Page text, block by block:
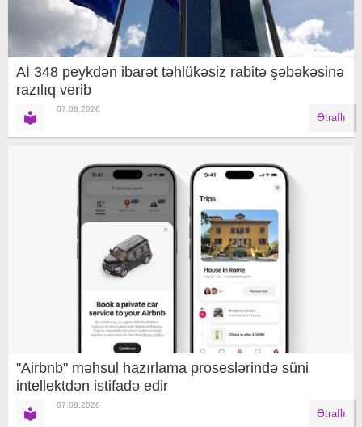
Aİ 348 peykdən ibarət təhlükəsiz rabitə şəbəkəsinə
razılıq verib
07.08.2026
Ətraflı
"Airbnb" məhsul hazırlama proseslərində süni
intellektdən istifadə edir
07.08.2026
Ətraflı